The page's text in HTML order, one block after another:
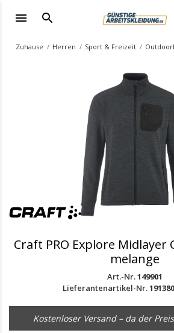
Zuhause Herren Sport & Freizeit
Craft PRO Explore Midlayer
melange
Art.-Nr.149901
Lieferantenartikel-Nr.
Kostenloser Versand – da der